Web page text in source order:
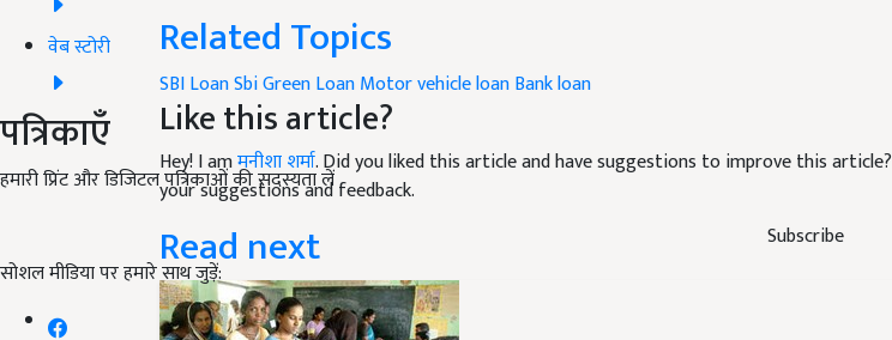
वेब स्टोरी
पत्रिकाएँ
हमारी प्रिंट और डिजिटल पत्रिकाओं की सदस्यता लें
Subscribe
सोशल मीडिया पर हमारे साथ जुड़ें:
Related Topics
SBI LoanSbi Green LoanMotor vehicle loanBank loan
Like this article?
Hey! I amमनीशा शर्मा. Did you liked this article and have suggestions to improve this article?
your suggestions and feedback.
Read next